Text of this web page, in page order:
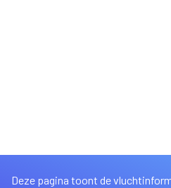
Deze pagina toont de